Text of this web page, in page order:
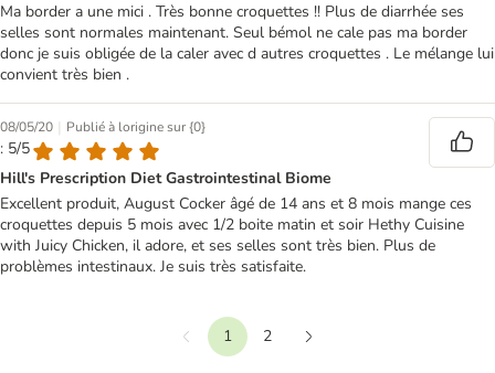
Ma border a une mici . Très bonne croquettes !! Plus de diarrhée ses
selles sont normales maintenant. Seul bémol ne cale pas ma border
donc je suis obligée de la caler avec d autres croquettes . Le mélange lui
convient très bien .
08/05/20 | Publié à lorigine sur {0}
: 5/5
Hill's Prescription Diet Gastrointestinal Biome
Excellent produit, August Cocker âgé de 14 ans et 8 mois mange ces
croquettes depuis 5 mois avec 1/2 boite matin et soir Hethy Cuisine
with Juicy Chicken, il adore, et ses selles sont très bien. Plus de
problèmes intestinaux. Je suis très satisfaite.
Précédent
1
2